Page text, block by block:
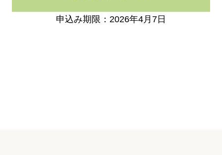
申込み期限：2026年4月7日